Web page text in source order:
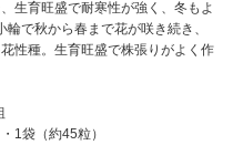
生育旺盛で耐寒性が強く、冬もよ
で秋から春まで花が咲き続き、
性種。生育旺盛で株張りがよく作
1袋（約45粒）